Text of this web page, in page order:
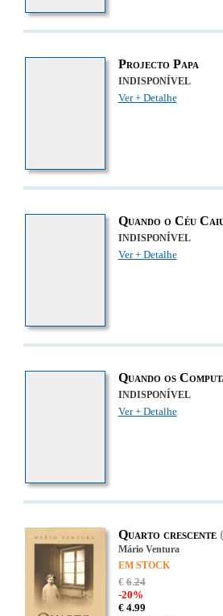
Projecto Papa
INDISPONÍVEL
Ver + Detalhe
Quando o Céu
INDISPONÍVEL
Ver + Detalhe
Quando os
INDISPONÍVEL
Ver + Detalhe
Quarto crescente
Mário Ventura
EM STOCK
€6.24
-20%
€ 4.99